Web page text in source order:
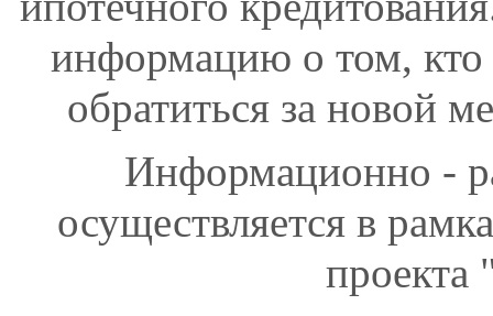
информацию о том,
обратиться за новой
Информационно -
осуществляется в